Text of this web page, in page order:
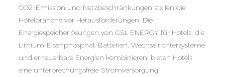
CO2-Emission und Netzbeschränkungen stellen die
Hotelbranche vor Herausforderungen. Die
Energiespeicherlösungen von GSL ENERGY für Hotels, die
Lithium-Eisenphosphat-Batterien, Wechselrichtersysteme
und erneuerbare Energien kombinieren, bieten Hotels
eine unterbrechungsfreie Stromversorgung,